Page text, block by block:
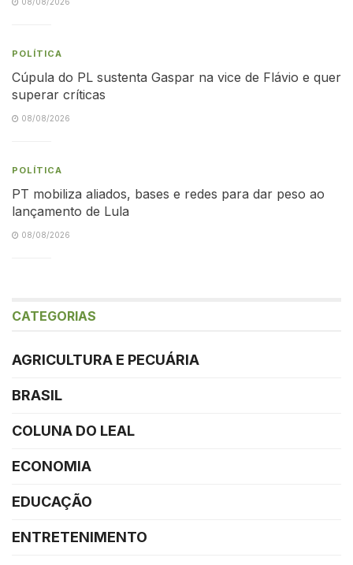
POLÍTICA
Cúpula do PL sustenta Gaspar na vice de Flávio e quer
superar críticas
08/08/2026
POLÍTICA
PT mobiliza aliados, bases e redes para dar peso ao
lançamento de Lula
08/08/2026
CATEGORIAS
AGRICULTURA E PECUÁRIA
BRASIL
COLUNA DO LEAL
ECONOMIA
EDUCAÇÃO
ENTRETENIMENTO